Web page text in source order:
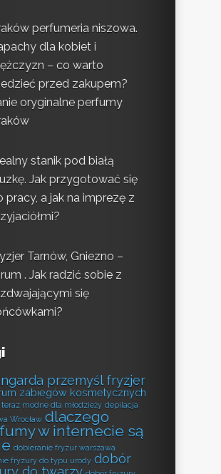
perfumeria niszowa.
dla kobiet i
– co warto
przed zakupem?
oryginalne perfumy
stanik pod białą
Jak przygotować się
pracy, a jak na imprezę z
Tarnów, Gniezno –
. Jak radzić sobie z
się
przemyśl fryzjer
zabiegów kosmetycznych
teraz modne dla młodzieży depilacja
Wrocław dlaczego
w internecie są
dobieranie fryzur warszawa
fryzury do typu urody dobór